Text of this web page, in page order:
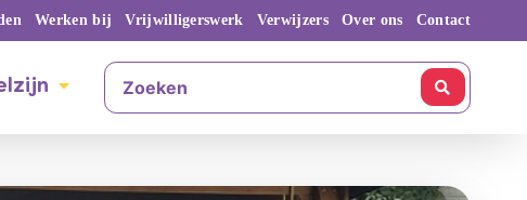
Werken bij Vrijwilligerswerk Verwijzers Over ons Contact